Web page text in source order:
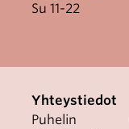
Su 11-22
Yhteystiedot
Puhelin